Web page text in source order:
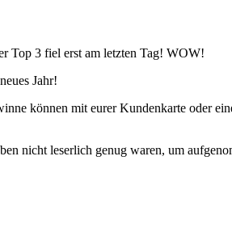
Top 3 fiel erst am letzten Tag! WOW!
Jahr!
können mit eurer Kundenkarte oder
nicht leserlich genug waren, um